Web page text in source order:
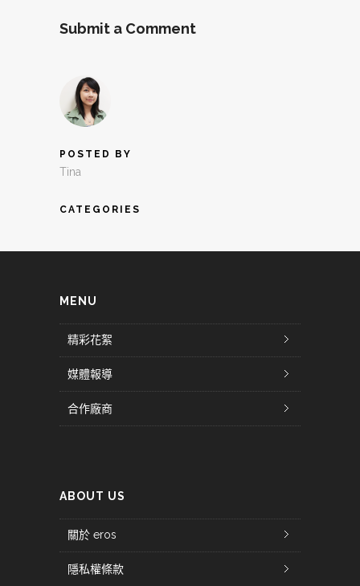
Submit a Comment
POSTED BY
Tina
CATEGORIES
MENU
精彩花絮
媒體報導
合作廠商
ABOUT US
關於 eros
隱私權條款